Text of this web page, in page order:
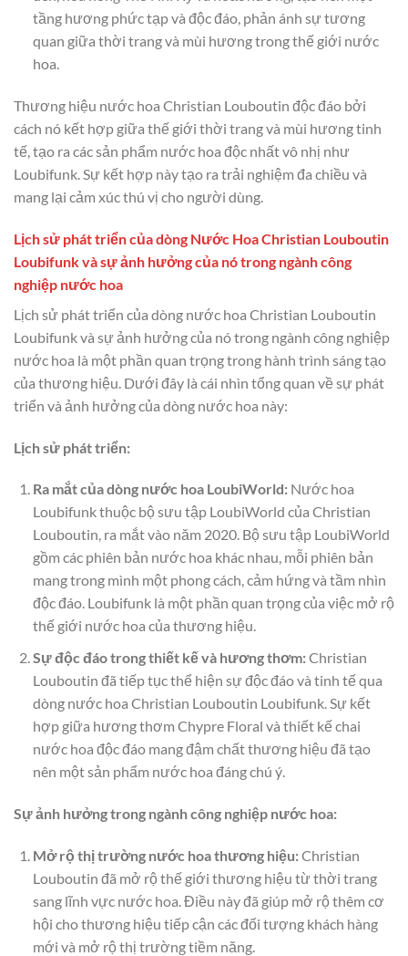
tầng hương phức tạp và độc đáo, phản ánh sự tương
quan giữa thời trang và mùi hương trong thế giới nước
hoa.
Thương hiệu nước hoa Christian Louboutin độc đáo bởi
cách nó kết hợp giữa thế giới thời trang và mùi hương tinh
tế, tạo ra các sản phẩm nước hoa độc nhất vô nhị như
Loubifunk. Sự kết hợp này tạo ra trải nghiệm đa chiều và
mang lại cảm xúc thú vị cho người dùng.
Lịch sử phát triển của dòng Nước Hoa Christian Louboutin
Loubifunk và sự ảnh hưởng của nó trong ngành công
nghiệp nước hoa
Lịch sử phát triển của dòng nước hoa Christian Louboutin
Loubifunk và sự ảnh hưởng của nó trong ngành công nghiệp
nước hoa là một phần quan trọng trong hành trình sáng tạo
của thương hiệu. Dưới đây là cái nhìn tổng quan về sự phát
triển và ảnh hưởng của dòng nước hoa này:
Lịch sử phát triển:
Ra mắt của dòng nước hoa LoubiWorld:Nước hoa
Loubifunk thuộc bộ sưu tập LoubiWorld của Christian
Louboutin, ra mắt vào năm 2020. Bộ sưu tập LoubiWorld
gồm các phiên bản nước hoa khác nhau, mỗi phiên bản
mang trong mình một phong cách, cảm hứng và tầm nhìn
độc đáo. Loubifunk là một phần quan trọng của việc mở rộ
thế giới nước hoa của thương hiệu.
Sự độc đáo trong thiết kế và hương thơm:Christian
Louboutin đã tiếp tục thể hiện sự độc đáo và tinh tế qua
dòng nước hoa Christian Louboutin Loubifunk. Sự kết
hợp giữa hương thơm Chypre Floral và thiết kế chai
nước hoa độc đáo mang đậm chất thương hiệu đã tạo
nên một sản phẩm nước hoa đáng chú ý.
Sự ảnh hưởng trong ngành công nghiệp nước hoa:
Mở rộ thị trường nước hoa thương hiệu:Christian
Louboutin đã mở rộ thế giới thương hiệu từ thời trang
sang lĩnh vực nước hoa. Điều này đã giúp mở rộ thêm cơ
hội cho thương hiệu tiếp cận các đối tượng khách hàng
mới và mở rộ thị trường tiềm năng.